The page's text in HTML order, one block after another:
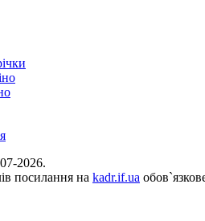
2026.
посилання на kadr.if.ua